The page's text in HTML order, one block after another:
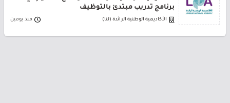
برنامج تدريب مبتدئ بالتوظيف
الأكاديمية الوطنية الرائدة (لنا) منذ يومين